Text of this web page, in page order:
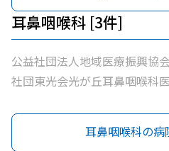
耳鼻咽喉科 [3件]
公益社団法人地域医療振興協
社団東光会光が丘耳鼻咽喉科
耳鼻咽喉科の病